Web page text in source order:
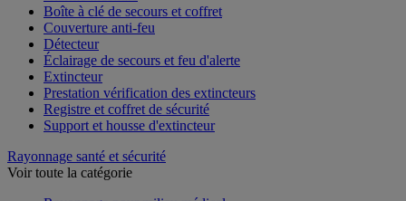
Alarme incendie
Boîte à clé de secours et coffret
Couverture anti-feu
Détecteur
Éclairage de secours et feu d'alerte
Extincteur
Prestation vérification des extincteurs
Registre et coffret de sécurité
Rayonnage santé et sécurité